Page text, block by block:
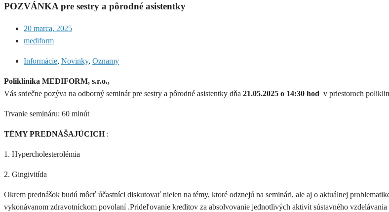
POZVÁNKA pre sestry a pôrodné asistentky
20 marca, 2025
mediform
Informácie, Novinky, Oznamy
Poliklinika MEDIFORM, s.r.o.,
Vás srdečne pozýva na odborný seminár pre sestry a pôrodné asistentky dňa 21.05.2025 o 14:30 hod v priestoroch
Trvanie semináru: 60 minút
TÉMY PREDNÁŠAJÚCICH:
1. Hypercholesterolémia
2. Gingivitída
Okrem prednášok budú môcť účastníci diskutovať nielen na témy, ktoré odznejú na seminári, ale aj o aktuálnej
vykonávanom zdravotníckom povolaní .Prideľovanie kreditov za absolvovanie jednotlivých aktivít sústavného